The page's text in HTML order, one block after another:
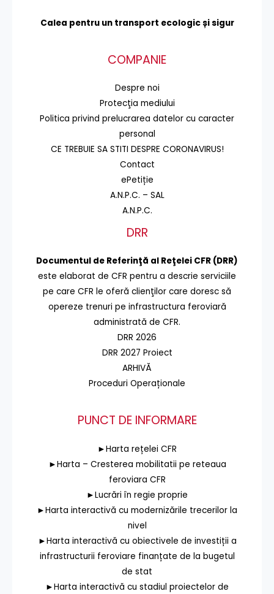
Calea pentru un transport ecologic și sigur
COMPANIE
Despre noi
Protecţia mediului
Politica privind prelucrarea datelor cu caracter
personal
CE TREBUIE SA STITI DESPRE CORONAVIRUS!
Contact
ePetiție
A.N.P.C. – SAL
A.N.P.C.
DRR
Documentul de Referinţă al Reţelei CFR (DRR)
este elaborat de CFR pentru a descrie serviciile
pe care CFR le oferă clienţilor care doresc să
opereze trenuri pe infrastructura feroviară
administrată de CFR.
DRR 2026
DRR 2027 Proiect
ARHIVĂ
Proceduri Operaționale
PUNCT DE INFORMARE
►Harta rețelei CFR
►Harta – Cresterea mobilitatii pe reteaua
feroviara CFR
►Lucrări în regie proprie
►Harta interactivă cu modernizările trecerilor la
nivel
►Harta interactivă cu obiectivele de investiții a
infrastructurii feroviare finanțate de la bugetul
de stat
►Harta interactivă cu stadiul proiectelor de